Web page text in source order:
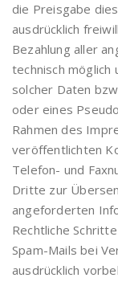
die Preisgabe
ausdrücklich
Bezahlung aller
technisch möglich
solcher Daten
oder eines
Rahmen des
veröffentlichten
Telefon- und
Dritte zur
angeforderten
Rechtliche
Spam-Mails bei
ausdrücklich